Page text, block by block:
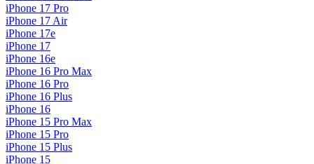
iPhone 17 Pro
iPhone 17 Air
iPhone 17e
iPhone 17
iPhone 16e
iPhone 16 Pro Max
iPhone 16 Pro
iPhone 16 Plus
iPhone 16
iPhone 15 Pro Max
iPhone 15 Pro
iPhone 15 Plus
iPhone 15